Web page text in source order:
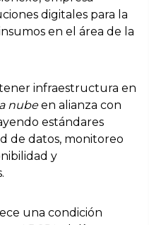
digitales para la
en el área de la
infraestructura en
nubeen alianza con
estándares
de datos, monitoreo
y
una condición